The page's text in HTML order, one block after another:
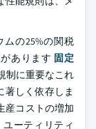
の25%の関税
あります 固定
制に重要なこれ
著しく依存しま
産コストの増加
ーティリティ